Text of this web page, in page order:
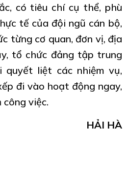
có tiêu chí cụ thể, phù
tế của đội ngũ cán bộ,
từng cơ quan, đơn vị, địa
tổ chức đảng tập trung
quyết liệt các nhiệm vụ,
đi vào hoạt động ngay,
việc.
HẢI HÀ